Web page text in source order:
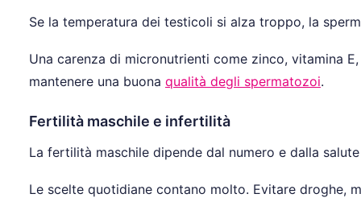
Se la temperatura dei testicoli si alza troppo, la
Una carenza di micronutrienti come zinco, vitamina
mantenere una buona qualità degli spermatozoi.
Fertilità maschile e infertilità
La fertilità maschile dipende dal numero e dalla
Le scelte quotidiane contano molto. Evitare droghe,